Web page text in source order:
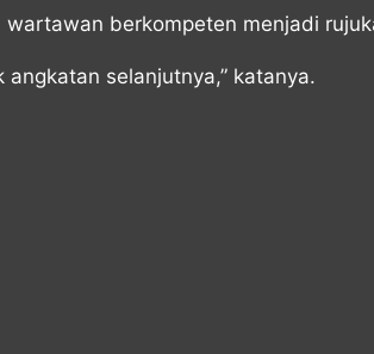
berkompeten menjadi
selanjutnya,” katanya.